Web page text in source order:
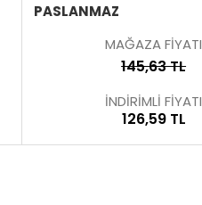
PASLANMAZ
MAĞAZA FİYATI
145,63 TL
İNDİRİMLİ FİYATI
126,59 TL